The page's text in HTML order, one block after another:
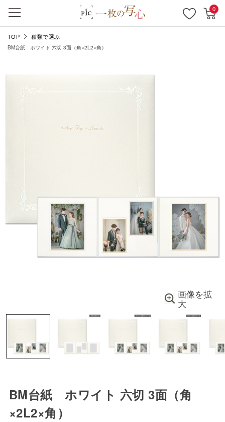
0
TOP 種類で選ぶ
BM台紙 ホワイト 六切 3面（角×2L2×角）
画像を拡
大
BM台紙 ホワイト 六切 3面（角
×2L2×角）